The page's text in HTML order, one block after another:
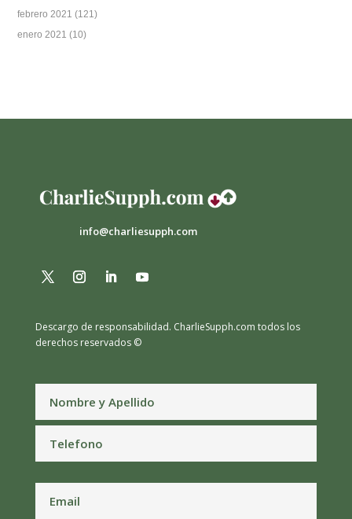
febrero 2021 (121)
enero 2021 (10)
info@charliesupph.com
Descargo de responsabilidad. CharlieSupph.com todos los
derechos reservados ©